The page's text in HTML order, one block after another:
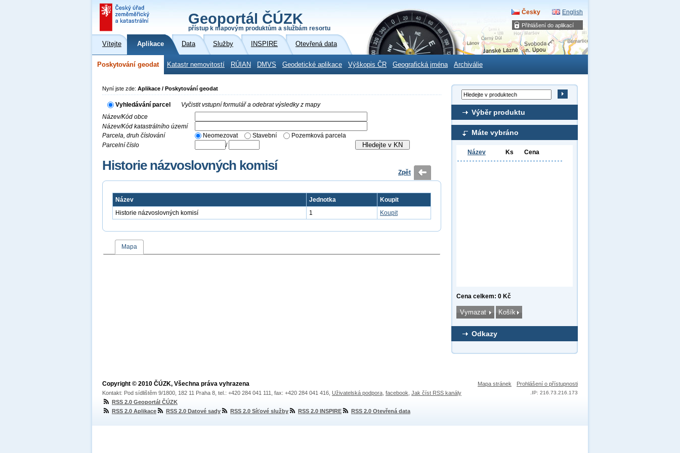
Přihlášení do aplikací
Geoportál ČÚZK
přístup k mapovým produktům a službám resortu
Česky English
Vítejte Aplikace Data Služby INSPIRE Otevřená data
Poskytování geodat Katastr nemovitostí RÚIAN DMVS Geodetické aplikace Výškopis ČR Geografická jména Archiválie
Výběr produktu
Máte vybráno
Název Ks Cena
Cena celkem: 0 Kč
Odkazy
Nyní jste zde: Aplikace / Poskytování geodat
Vyhledávání parcel
Vyčistit vstupní formulář a odebrat výsledky z mapy
Název/Kód obce
Název/Kód katastrálního území
Parcela, druh číslování
Neomezovat Stavební
Pozemková parcela
Parcelní číslo
/
Historie názvoslovných komisí Zpět
Název Jednotka
Koupit
Historie názvoslovných komisí
1 Koupit
Mapa
Mapa stránek Prohlášení o přístupnosti
IP: 216.73.216.173
Copyright © 2010 ČÚZK, Všechna práva vyhrazena
Kontakt: Pod sídlištěm 9/1800, 182 11 Praha 8, tel.: +420 284 041 111, fax: +420 284 041 416, Uživatelská podpora facebook Jak číst RSS kanály
RSS 2.0 Geoportál ČÚZK
RSS 2.0 Aplikace
RSS 2.0 Datové sady RSS 2.0 Síťové služby RSS 2.0 INSPIRE RSS 2.0 Otevřená data